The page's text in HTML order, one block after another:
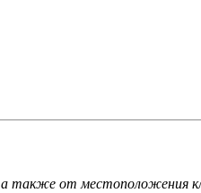
а также от местоположения